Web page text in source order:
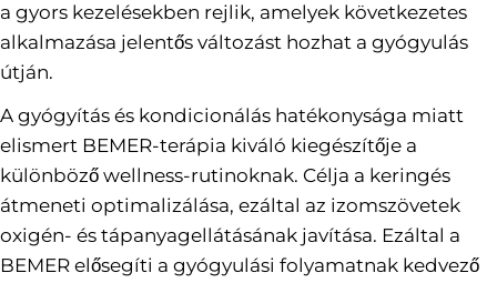
a gyors kezelésekben rejlik, amelyek következetes
alkalmazása jelentős változást hozhat a gyógyulás
útján.
A gyógyítás és kondicionálás hatékonysága miatt
elismert BEMER-terápia kiváló kiegészítője a
különböző wellness-rutinoknak. Célja a keringés
átmeneti optimalizálása, ezáltal az izomszövetek
oxigén- és tápanyagellátásának javítása. Ezáltal a
BEMER elősegíti a gyógyulási folyamatnak kedvező